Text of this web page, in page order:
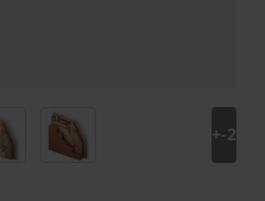
image
larger image
View larger image
+-2